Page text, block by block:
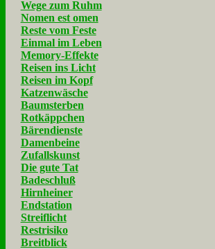
Wege zum Ruhm
Nomen est omen
Reste vom Feste
Einmal im Leben
Memory-Effekte
Reisen ins Licht
Reisen im Kopf
Katzenwäsche
Baumsterben
Rotkäppchen
Bärendienste
Damenbeine
Zufallskunst
Die gute Tat
Badeschluß
Hirnheiner
Endstation
Streiflicht
Restrisiko
Breitblick